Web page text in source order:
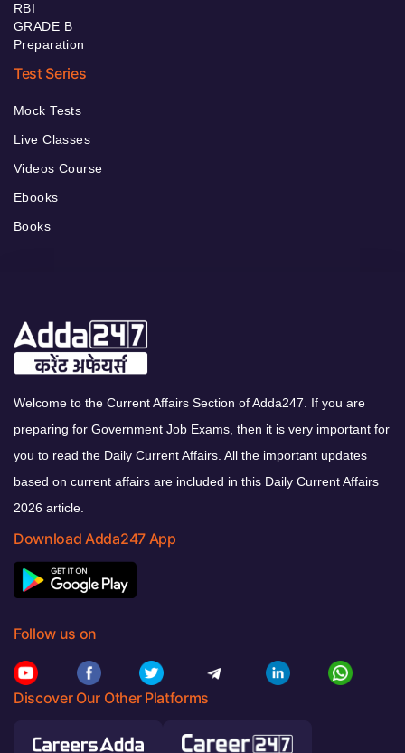
RBI
GRADE B
Preparation
Test Series
Mock Tests
Live Classes
Videos Course
Ebooks
Books
Welcome to the Current Affairs Section of Adda247. If you are
preparing for Government Job Exams, then it is very important for
you to read the Daily Current Affairs. All the important updates
based on current affairs are included in this Daily Current Affairs
2026 article.
Download Adda247 App
Follow us on
Discover Our Other Platforms